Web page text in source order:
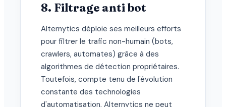
8. Filtrage anti bot
Alternytics déploie ses meilleurs efforts
pour filtrer le trafic non-humain (bots,
crawlers, automates) grâce à des
algorithmes de détection propriétaires.
Toutefois, compte tenu de l'évolution
constante des technologies
d'automatisation, Alternytics ne peut